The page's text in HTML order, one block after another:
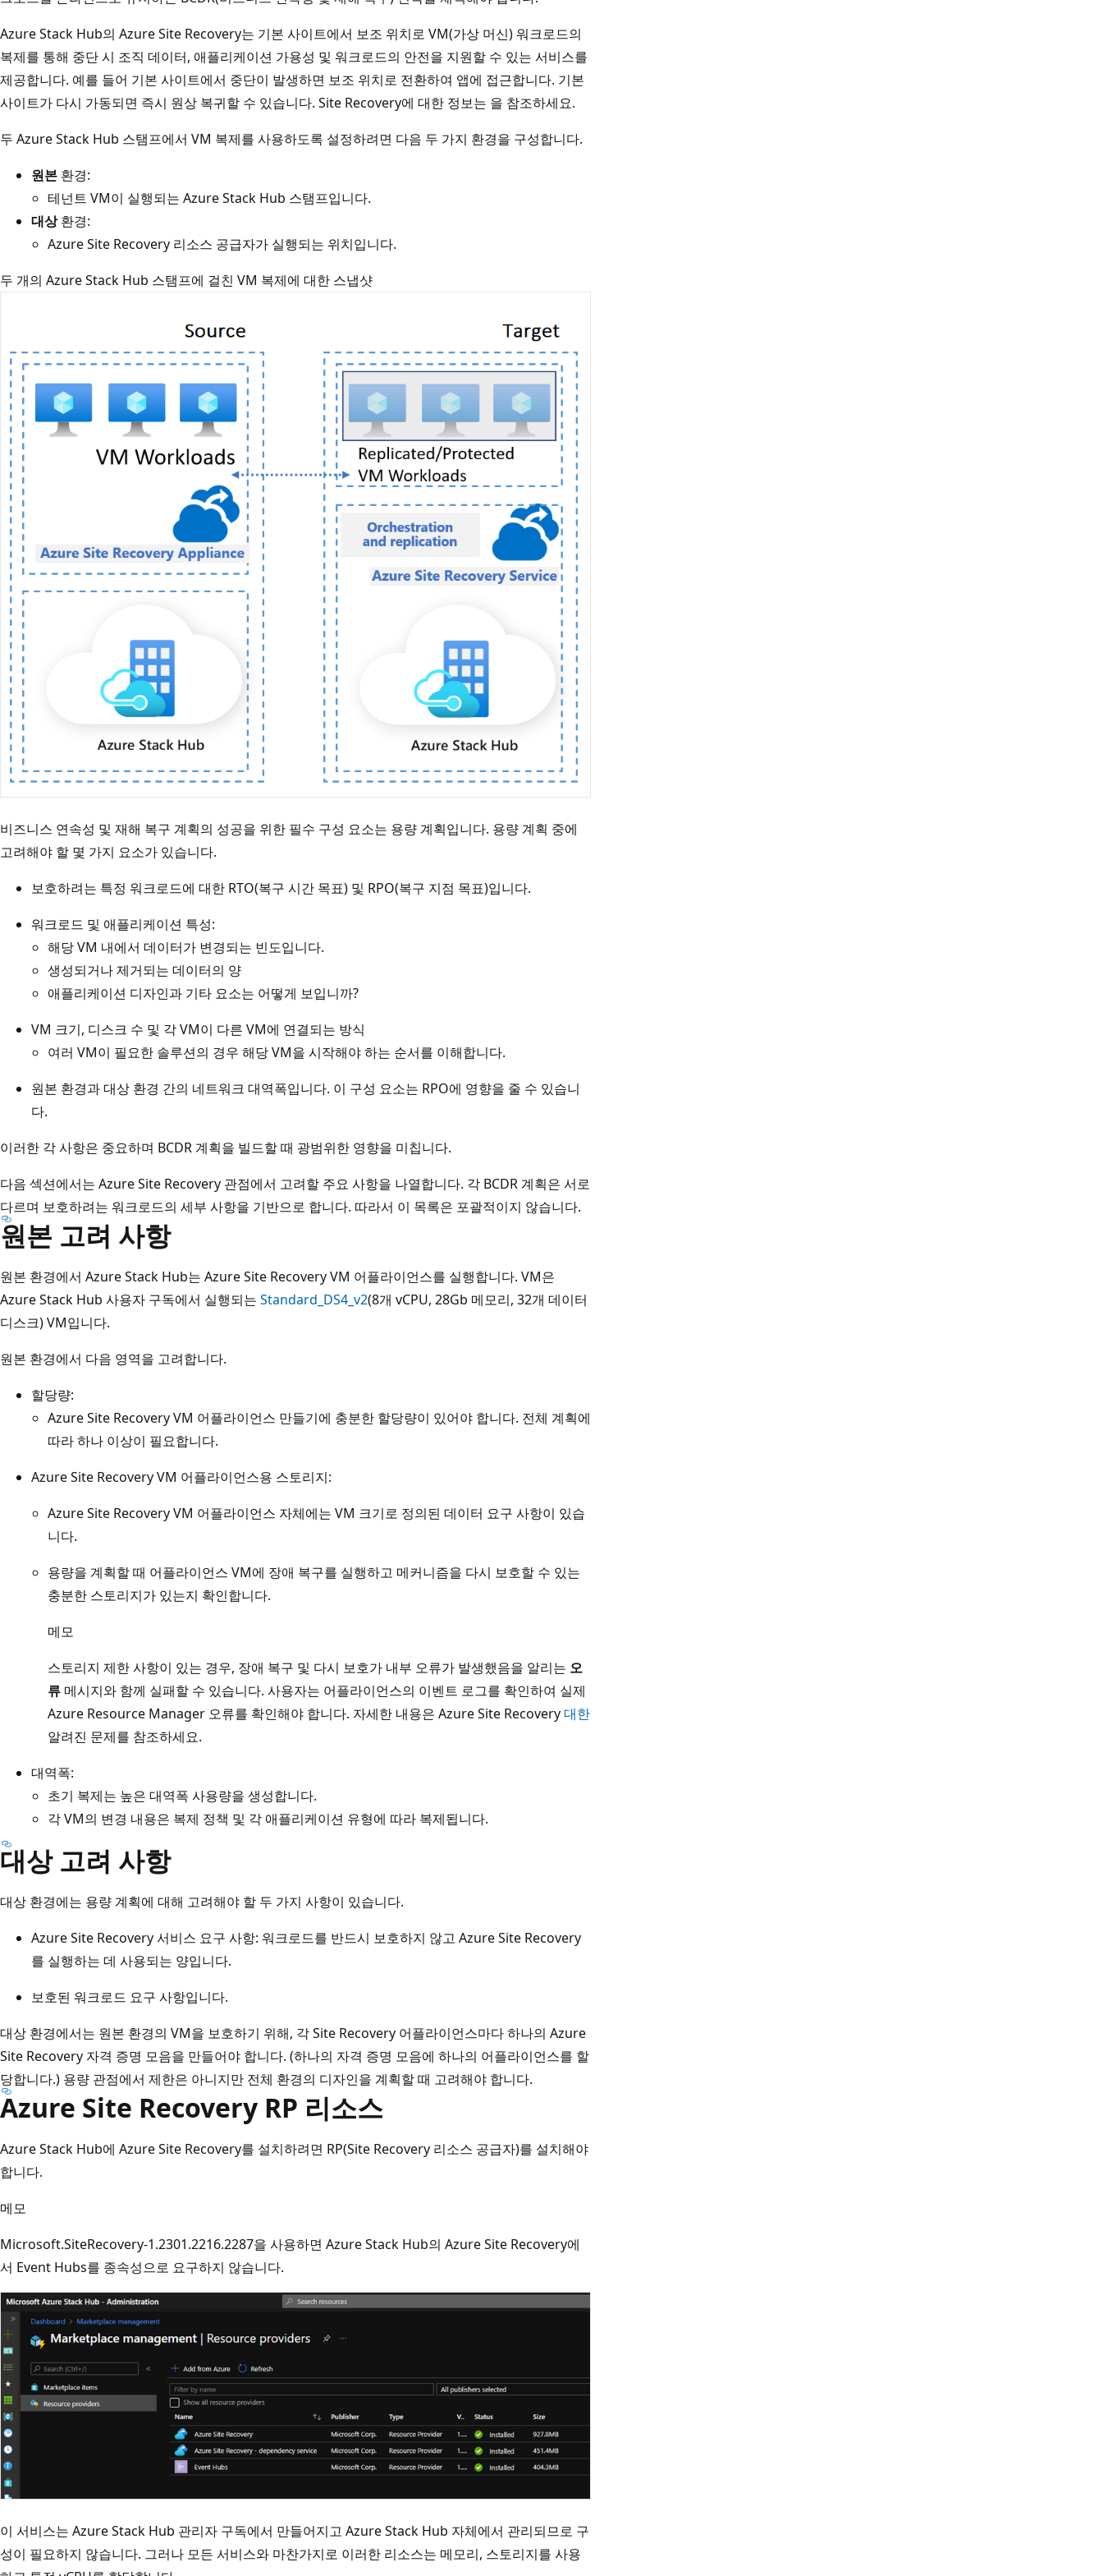
Azure Stack Hub의 Azure Site Recovery는 기본 사이트에서 보조 위치로 VM(가상 머신) 워크로드의
복제를 통해 중단 시 조직 데이터, 애플리케이션 가용성 및 워크로드의 안전을 지원할 수 있는 서비스를
제공합니다. 예를 들어 기본 사이트에서 중단이 발생하면 보조 위치로 전환하여 앱에 접근합니다. 기본
사이트가 다시 가동되면 즉시 원상 복귀할 수 있습니다. Site Recovery에 대한 정보는 을 참조하세요.
두 Azure Stack Hub 스탬프에서 VM 복제를 사용하도록 설정하려면 다음 두 가지 환경을 구성합니다.
원본 환경:
테넌트 VM이 실행되는 Azure Stack Hub 스탬프입니다.
대상환경:
Azure Site Recovery 리소스 공급자가 실행되는 위치입니다.
두 개의 Azure Stack Hub 스탬프에 걸친 VM 복제에 대한 스냅샷
비즈니스 연속성 및 재해 복구 계획의 성공을 위한 필수 구성 요소는 용량 계획입니다. 용량 계획 중에
고려해야 할 몇 가지 요소가 있습니다.
보호하려는 특정 워크로드에 대한 RTO(복구 시간 목표) 및 RPO(복구 지점 목표)입니다.
워크로드 및 애플리케이션 특성:
해당 VM 내에서 데이터가 변경되는 빈도입니다.
생성되거나 제거되는 데이터의 양
애플리케이션 디자인과 기타 요소는 어떻게 보입니까?
VM 크기, 디스크 수 및 각 VM이 다른 VM에 연결되는 방식
여러 VM이 필요한 솔루션의 경우 해당 VM을 시작해야 하는 순서를 이해합니다.
원본 환경과 대상 환경 간의 네트워크 대역폭입니다. 이 구성 요소는 RPO에 영향을 줄 수 있습니
다.
이러한 각 사항은 중요하며 BCDR 계획을 빌드할 때 광범위한 영향을 미칩니다.
다음 섹션에서는 Azure Site Recovery 관점에서 고려할 주요 사항을 나열합니다. 각 BCDR 계획은 서로
다르며 보호하려는 워크로드의 세부 사항을 기반으로 합니다. 따라서 이 목록은 포괄적이지 않습니다.
원본 고려 사항
원본 환경에서 Azure Stack Hub는 Azure Site Recovery VM 어플라이언스를 실행합니다. VM은
Azure Stack Hub 사용자 구독에서 실행되는 Standard_DS4_v2(8개 vCPU, 28Gb 메모리, 32개 데이터
디스크) VM입니다.
원본 환경에서 다음 영역을 고려합니다.
할당량:
Azure Site Recovery VM 어플라이언스 만들기에 충분한 할당량이 있어야 합니다. 전체 계획에
따라 하나 이상이 필요합니다.
Azure Site Recovery VM 어플라이언스용 스토리지:
Azure Site Recovery VM 어플라이언스 자체에는 VM 크기로 정의된 데이터 요구 사항이 있습
니다.
용량을 계획할 때 어플라이언스 VM에 장애 복구를 실행하고 메커니즘을 다시 보호할 수 있는
충분한 스토리지가 있는지 확인합니다.
메모
스토리지 제한 사항이 있는 경우, 장애 복구 및 다시 보호가 내부 오류가 발생했음을 알리는 오
류 메시지와 함께 실패할 수 있습니다. 사용자는 어플라이언스의 이벤트 로그를 확인하여 실제
Azure Resource Manager 오류를 확인해야 합니다. 자세한 내용은 Azure Site Recovery대한
알려진 문제를 참조하세요.
대역폭:
초기 복제는 높은 대역폭 사용량을 생성합니다.
각 VM의 변경 내용은 복제 정책 및 각 애플리케이션 유형에 따라 복제됩니다.
대상 고려 사항
대상 환경에는 용량 계획에 대해 고려해야 할 두 가지 사항이 있습니다.
Azure Site Recovery 서비스 요구 사항: 워크로드를 반드시 보호하지 않고 Azure Site Recovery
를 실행하는 데 사용되는 양입니다.
보호된 워크로드 요구 사항입니다.
대상 환경에서는 원본 환경의 VM을 보호하기 위해, 각 Site Recovery 어플라이언스마다 하나의 Azure
Site Recovery 자격 증명 모음을 만들어야 합니다. (하나의 자격 증명 모음에 하나의 어플라이언스를 할
당합니다.) 용량 관점에서 제한은 아니지만 전체 환경의 디자인을 계획할 때 고려해야 합니다.
Azure Site Recovery RP 리소스
Azure Stack Hub에 Azure Site Recovery를 설치하려면 RP(Site Recovery 리소스 공급자)를 설치해야
합니다.
메모
Microsoft.SiteRecovery-1.2301.2216.2287을 사용하면 Azure Stack Hub의 Azure Site Recovery에
서 Event Hubs를 종속성으로 요구하지 않습니다.
이 서비스는 Azure Stack Hub 관리자 구독에서 만들어지고 Azure Stack Hub 자체에서 관리되므로 구
성이 필요하지 않습니다. 그러나 모든 서비스와 마찬가지로 이러한 리소스는 메모리, 스토리지를 사용